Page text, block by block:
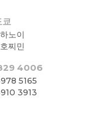
쿄
노이
찌민
4006
5165
3913